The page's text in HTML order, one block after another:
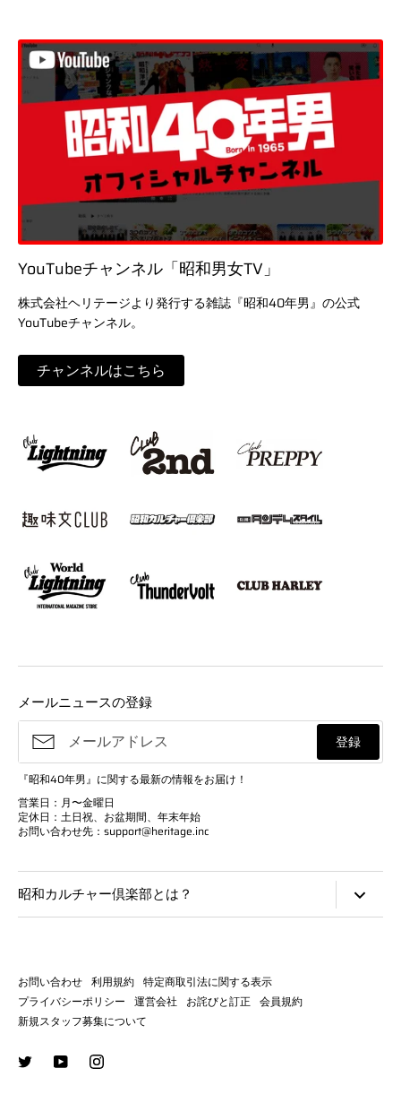
YouTubeチャンネル「昭和男女TV」
株式会社ヘリテージより発行する雑誌『昭和40年男』の公式
YouTubeチャンネル。
チャンネルはこちら
メールニュースの登録
登録
『昭和40年男』に関する最新の情報をお届け！
営業日：月〜金曜日
定休日：土日祝、お盆期間、年末年始
お問い合わせ先：support@heritage.inc
昭和カルチャー倶楽部とは？
人々のノスタルジーをくすぐる高付加価値なアイテムを取り揃え
ていきます。
お問い合わせ 利用規約 特定商取引法に関する表示
プライバシーポリシー 運営会社 お詫びと訂正 会員規約
新規スタッフ募集について